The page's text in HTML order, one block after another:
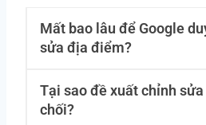
Mất bao lâu để Google
sửa địa điểm?
Tại sao đề xuất chỉnh
chối?